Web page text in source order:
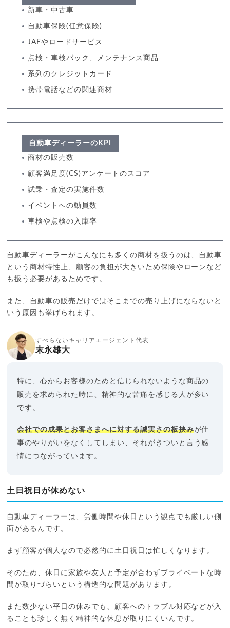
新車・中古車
自動車保険(任意保険)
JAFやロードサービス
点検・車検パック、メンテナンス商品
系列のクレジットカード
携帯電話などの関連商材
自動車ディーラーのKPI
商材の販売数
顧客満足度(CS)アンケートのスコア
試乗・査定の実施件数
イベントへの動員数
車検や点検の入庫率
自動車ディーラーがこんなにも多くの商材を扱うのは、自動車
という商材特性上、顧客の負担が大きいため保険やローンなど
も扱う必要があるためです。
また、自動車の販売だけではそこまでの売り上げにならないと
いう原因も挙げられます。
すべらないキャリアエージェント代表
末永雄大
特に、心からお客様のためと信じられないような商品の
販売を求められた時に、精神的な苦痛を感じる人が多い
です。
会社での成果とお客さまへに対する誠実さの板挟みが仕
事のやりがいをなくしてしまい、それがきついと言う感
情につながっています。
土日祝日が休めない
自動車ディーラーは、労働時間や休日という観点でも厳しい側
面があるんです。
まず顧客が個人なので必然的に土日祝日は忙しくなります。
そのため、休日に家族や友人と予定が合わずプライベートな時
間が取りづらいという構造的な問題があります。
また数少ない平日の休みでも、顧客へのトラブル対応などが入
ることも珍しく無く精神的な休息が取りにくいんです。